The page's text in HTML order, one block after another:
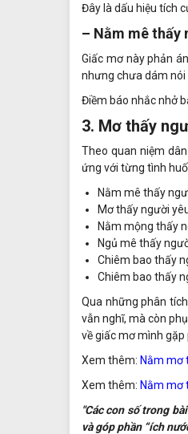
Đây là dấu hiệu tích
– Nằm mê thấy
Giấc mơ này phản
nhưng chưa dám nói
Điềm báo nhắc nhở
3. Mơ thấy
Theo quan niệm
ứng với từng tình
Nằm mê thấy
Mơthấy người
Nằm mộng thấy
Ngủ mê thấy
Chiêm bao thấy
Chiêm bao thấy
Qua những phân
vẫn nghĩ, mà còn
về giấc mơ mình gặp
Xem thêm: Nằm mơ
Xem thêm: Nằm mơ
"Các con số trong
và góp phần “ích